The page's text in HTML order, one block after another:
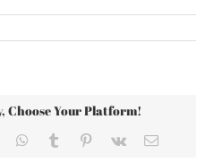
Choose Your Platform!
WhatsApp
Tumblr Pinterest
Vk Email